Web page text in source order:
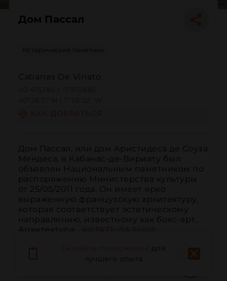
Дом Пассал
Исторический памятник
Cabanas De Viriato
Дом Пассал, или дом Аристидеса де Соуза
Мендеса, в Кабанас-де-Вириату был
объявлен Национальным памятником по
распоряжению Министерства культуры
от 25/05/2011 года. Он имеет ярко
выраженную французскую архитектуру,
которая соответствует эстетическому
направлению, известному как бокс-арт.
Архитектура...
для
лучшего опыта